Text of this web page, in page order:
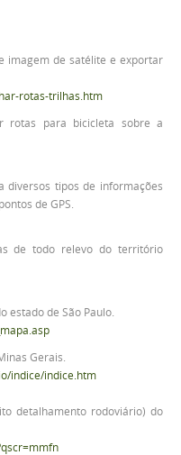
imagem de satélite e exportar
rotas-trilhas.htm
rotas para bicicleta sobre a
diversos tipos de informações
de GPS.
de todo relevo do território
estado de São Paulo.
Gerais.
indice/indice.htm
detalhamento rodoviário) do